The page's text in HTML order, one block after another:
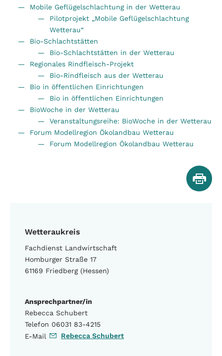
Wetteraukreis
Fachdienst Landwirtschaft
Homburger Straße 17
61169 Friedberg (Hessen)
Ansprechpartner/in
Rebecca Schubert
Telefon 06031 83-4215
E-Mail
Rebecca Schubert
Mobile Geflügelschlachtung in der Wetterau
Pilotprojekt „Mobile Geflügelschlachtung
Wetterau“
Bio-Schlachtstätten
Bio-Schlachtstätten in der Wetterau
Regionales Rindfleisch-Projekt
Bio-Rindfleisch aus der Wetterau
Bio in öffentlichen Einrichtungen
Bio in öffentlichen Einrichtungen
BioWoche in der Wetterau
Veranstaltungsreihe: BioWoche in der Wetterau
Forum Modellregion Ökolandbau Wetterau
Forum Modellregion Ökolandbau Wetterau